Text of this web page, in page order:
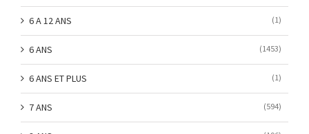
6 A 12 ANS (1)
6 ANS (1453)
6 ANS ET PLUS (1)
7 ANS (594)